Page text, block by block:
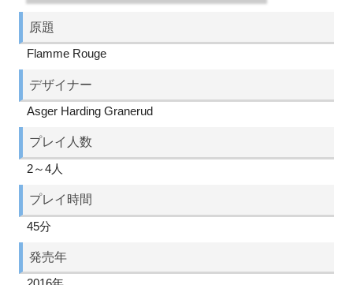
原題
Flamme Rouge
デザイナー
Asger Harding Granerud
プレイ人数
2～4人
プレイ時間
45分
発売年